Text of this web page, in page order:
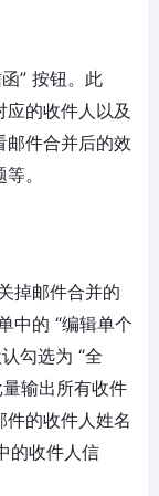
” 按钮。此
的收件人以及
邮件合并后的效
。
掉邮件合并的
中的 “编辑单个
勾选为 “全
输出所有收件
件的收件人姓名
的收件人信